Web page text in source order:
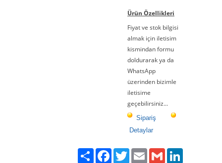
Ürün Özellikleri
Fiyat ve stok bilgisi
almak için iletisim
kismindan formu
doldurarak ya da
WhatsApp
üzerinden bizimle
iletisime
geçebilirsiniz...
Sipariş
Detaylar
PaylaşFacebook
TwitterEmailGmail